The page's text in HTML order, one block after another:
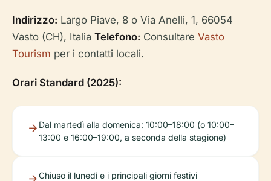
Indirizzo: Largo Piave, 8 o Via Anelli, 1, 66054
Vasto (CH), Italia Telefono: Consultare Vasto
Tourism per i contatti locali.
Orari Standard (2025):
Dal martedì alla domenica: 10:00–18:00 (o 10:00–
13:00 e 16:00–19:00, a seconda della stagione)
Chiuso il lunedì e i principali giorni festivi